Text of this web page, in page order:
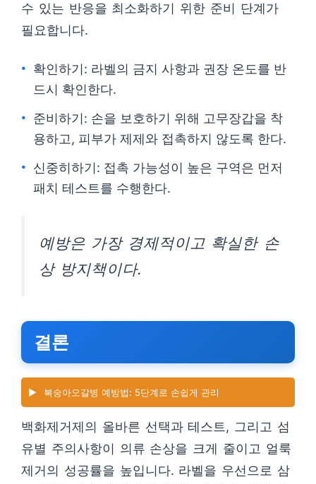
수 있는 반응을 최소화하기 위한 준비 단계가
필요합니다.
확인하기: 라벨의 금지 사항과 권장 온도를 반
드시 확인한다.
준비하기: 손을 보호하기 위해 고무장갑을 착
용하고, 피부가 제제와 접촉하지 않도록 한다.
신중히하기: 접촉 가능성이 높은 구역은 먼저
패치 테스트를 수행한다.
예방은 가장 경제적이고 확실한 손
상 방지책이다.
결론
▶️ 복숭아오갈병 예방법: 5단계로 손쉽게 관리
백화제거제의 올바른 선택과 테스트, 그리고 섬
유별 주의사항이 의류 손상을 크게 줄이고 얼룩
제거의 성공률을 높입니다. 라벨을 우선으로 삼